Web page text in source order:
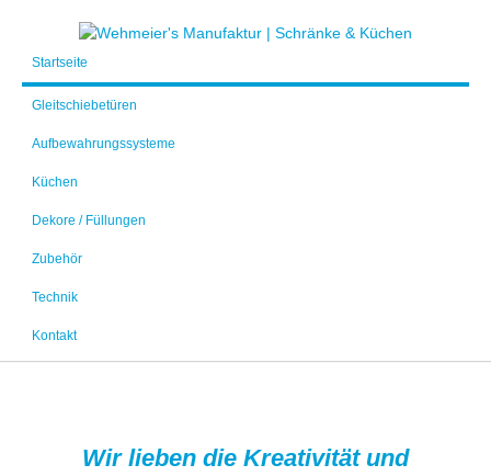
Startseite
Gleitschiebetüren
Aufbewahrungssysteme
Küchen
Dekore / Füllungen
Zubehör
Technik
Kontakt
Wir lieben die Kreativität und